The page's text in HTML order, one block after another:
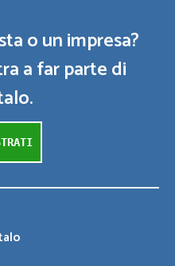
o un impresa?
a far parte di